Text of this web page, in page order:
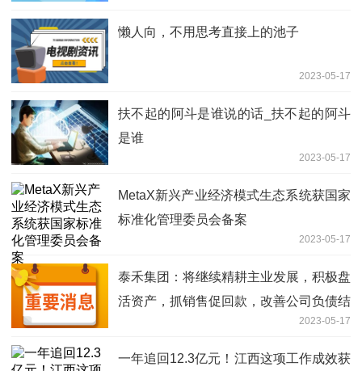
懒人向，不用思考直接上的池子
2023-05-17
扶不起的阿斗是谁说的话_扶不起的阿斗
是谁
2023-05-17
MetaX新兴产业经济模式生态系统获国家
标准化管理委员会备案
2023-05-17
泰禾集团：将继续精耕主业发展，积极盘
活资产，抓销售促回款，改善公司负债结
2023-05-17
一年追回12.3亿元！江西这项工作成效获